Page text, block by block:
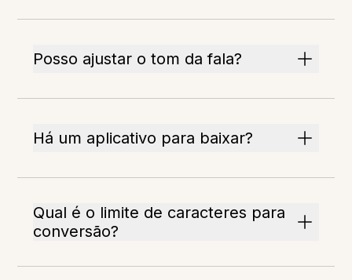
Posso ajustar o tom da fala?
Há um aplicativo para baixar?
Qual é o limite de caracteres para
conversão?